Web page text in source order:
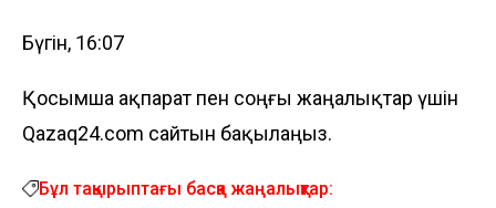
Бүгін, 16:07
Қосымша ақпарат пен соңғы жаңалықтар үшін
Qazaq24.com сайтын бақылаңыз.
Бұл тақырыптағы басқа жаңалықтар: